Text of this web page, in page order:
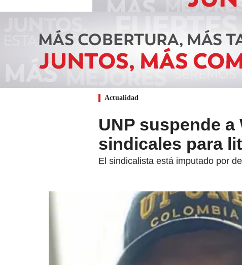
Actualidad
UNP suspende
sindicales para
El sindicalista está imputado por